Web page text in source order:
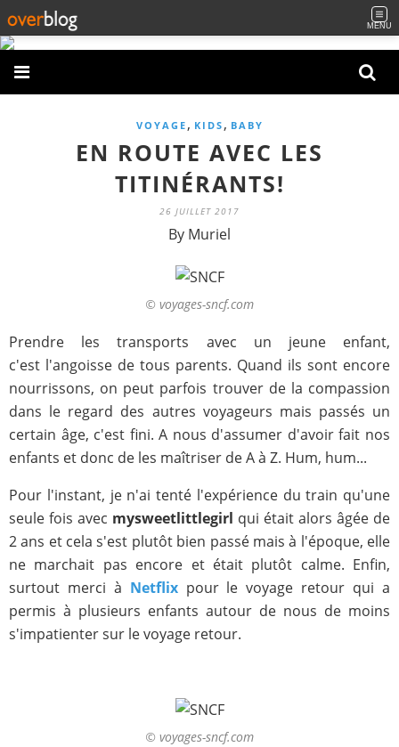
MENU
VOYAGE , KIDS , BABY
EN ROUTE AVEC LES
TITINÉRANTS!
26 JUILLET 2017
By Muriel
© voyages-sncf.com
Prendre les transports avec un jeune enfant,
c'est l'angoisse de tous parents. Quand ils sont encore
nourrissons, on peut parfois trouver de la compassion
dans le regard des autres voyageurs mais passés un
certain âge, c'est fini. A nous d'assumer d'avoir fait nos
enfants et donc de les maîtriser de A à Z. Hum, hum...
Pour l'instant, je n'ai tenté l'expérience du train qu'une
seule fois avec mysweetlittlegirl qui était alors âgée de
2 ans et cela s'est plutôt bien passé mais à l'époque, elle
ne marchait pas encore et était plutôt calme. Enfin,
surtout merci à Netflixpour le voyage retour qui a
permis à plusieurs enfants autour de nous de moins
s'impatienter sur le voyage retour.
© voyages-sncf.com